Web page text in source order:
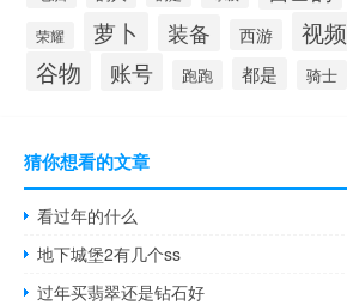
荣耀 萝卜 装备 西游 视频
谷物 账号 跑跑 都是 骑士
猜你想看的文章
看过年的什么
地下城堡2有几个ss
过年买翡翠还是钻石好